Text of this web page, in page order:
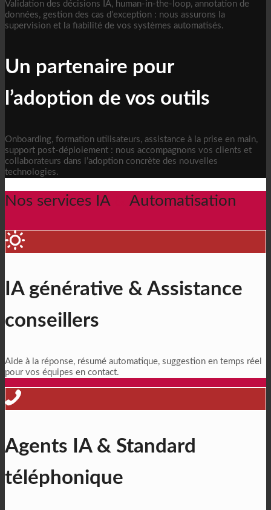
Validation des décisions IA, human-in-the-loop, annotation de
données, gestion des cas d’exception : nous assurons la
supervision et la fiabilité de vos systèmes automatisés.
Un partenaire pour
l’adoption de vos outils
Onboarding, formation utilisateurs, assistance à la prise en main,
support post-déploiement : nous accompagnons vos clients et
collaborateurs dans l’adoption concrète des nouvelles
technologies.
Nos services IA Automatisation
IA générative & Assistance
conseillers
Aide à la réponse, résumé automatique, suggestion en temps réel
pour vos équipes en contact.
Agents IA & Standard
téléphonique